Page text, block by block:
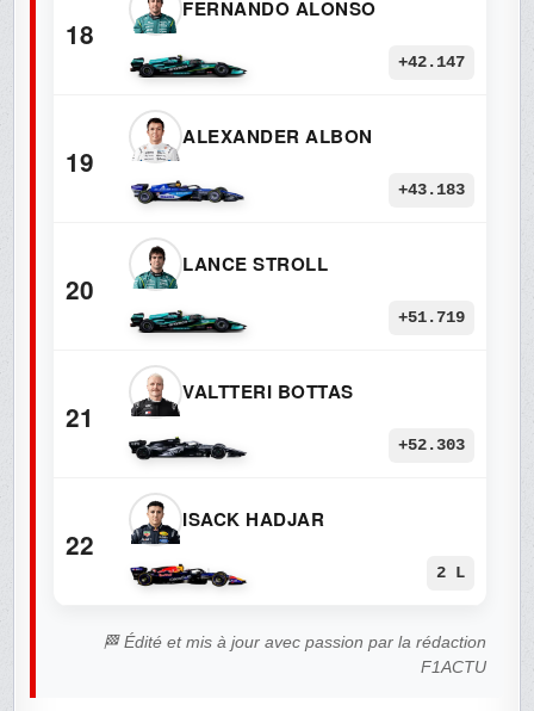
18
FERNANDO ALONSO
+42.147
19
ALEXANDER ALBON
+43.183
20
LANCE STROLL
+51.719
21
VALTTERI BOTTAS
+52.303
22
ISACK HADJAR
2 L
🏁 Édité et mis à jour avec passion par la rédaction
F1ACTU